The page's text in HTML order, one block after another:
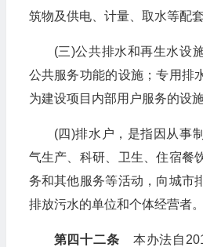
筑物及供电、计量、取水等配套
(三)公共排水和再生水设
公共服务功能的设施；专用排
为建设项目内部用户服务的设施
(四)排水户，是指因从事
气生产、科研、卫生、住宿餐
务和其他服务等活动，向城市
排放污水的单位和个体经营者。
第四十二条 本办法自